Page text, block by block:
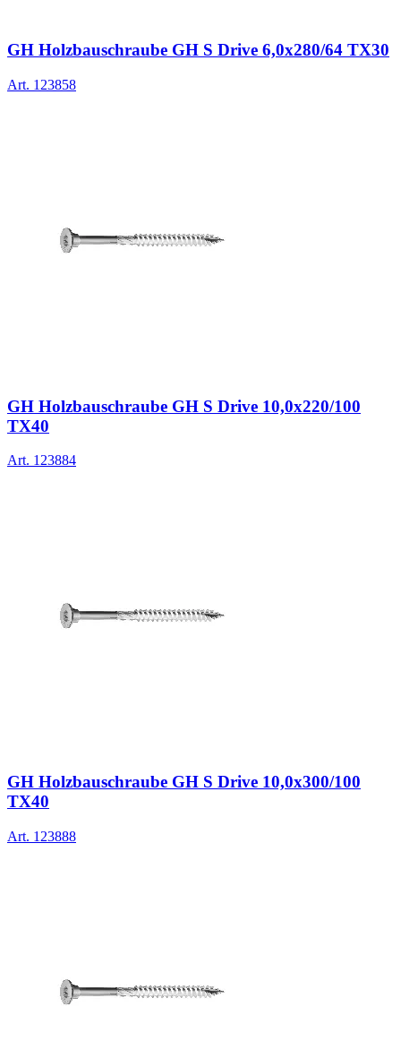
GH Holzbauschraube GH S Drive 6,0x280/64 TX30
Art. 123858
GH Holzbauschraube GH S Drive 10,0x220/100
TX40
Art. 123884
GH Holzbauschraube GH S Drive 10,0x300/100
TX40
Art. 123888